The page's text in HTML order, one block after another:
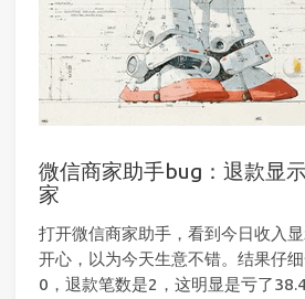
微信商家助手bug：退款显
家
打开微信商家助手，看到今日收入
开心，以为今天生意不错。结果仔
0，退款笔数是2，这明显是亏了